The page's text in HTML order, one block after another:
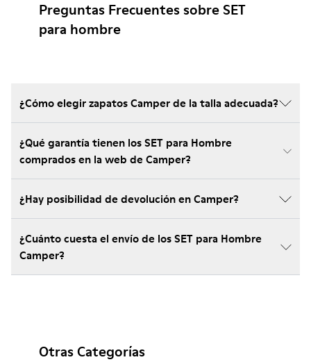
Preguntas Frecuentes sobre SET
para hombre
¿Cómo elegir zapatos Camper de la talla adecuada?
¿Qué garantía tienen los SET para Hombre
comprados en la web de Camper?
¿Hay posibilidad de devolución en Camper?
¿Cuánto cuesta el envío de los SET para Hombre
Camper?
Otras Categorías